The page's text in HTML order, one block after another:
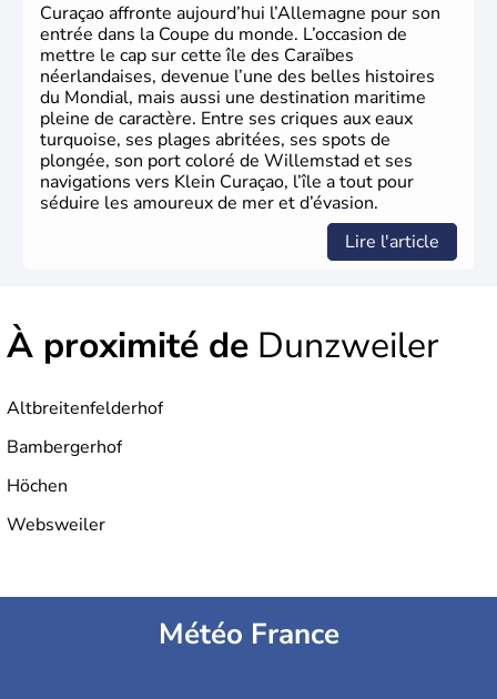
Curaçao affronte aujourd’hui l’Allemagne pour son
entrée dans la Coupe du monde. L’occasion de
mettre le cap sur cette île des Caraïbes
néerlandaises, devenue l’une des belles histoires
du Mondial, mais aussi une destination maritime
pleine de caractère. Entre ses criques aux eaux
turquoise, ses plages abritées, ses spots de
plongée, son port coloré de Willemstad et ses
navigations vers Klein Curaçao, l’île a tout pour
séduire les amoureux de mer et d’évasion.
Lire l'article
À proximité de Dunzweiler
Altbreitenfelderhof
Bambergerhof
Höchen
Websweiler
Météo France